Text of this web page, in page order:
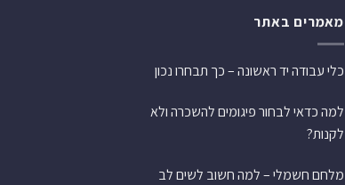
מאמרים באתר
כלי עבודה יד ראשונה – כך תבחרו נכון
למה כדאי לבחור פיגומים להשכרה ולא
לקנות?
מלחם חשמלי – למה חשוב לשים לב